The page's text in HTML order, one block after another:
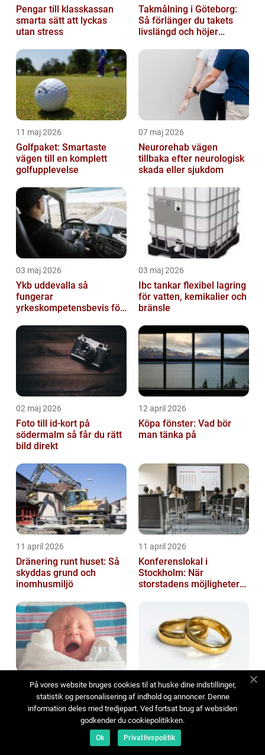
Pengar till klasskassan
smarta sätt att lyckas
utan stress
Takmålning i Göteborg:
Så förlänger du takets
livslängd och höjer
11 maj 2026
Golfpaket: Smartaste
vägen till en komplett
golfupplevelse
07 maj 2026
Neurorehab vägen
tillbaka efter neurologisk
skada eller sjukdom
03 maj 2026
Ykb uddevalla så
fungerar
yrkeskompetensbevis för
03 maj 2026
Ibc tankar flexibel lagring
för vatten, kemikalier och
bränsle
02 maj 2026
Foto till id-kort på
södermalm så får du rätt
bild direkt
12 april 2026
Köpa fönster: Vad bör
man tänka på
11 april 2026
Dränering runt huset: Så
skyddas grund och
inomhusmiljö
11 april 2026
Konferenslokal i
Stockholm: När
storstadens möjligheter
11 april 2026
Föräldrapenning så
fungerar ekonomin när
10 april 2026
Sälja guld så får du bra
betalt på ett tryggt sätt
På vores website bruges cookies til at huske dine indstillinger,
statistik og personalisering af indhold og annoncer. Denne
information deles med tredjepart. Ved fortsat brug af websiden
godkender du cookiepolitikken.
Ok Privatlivspolitik